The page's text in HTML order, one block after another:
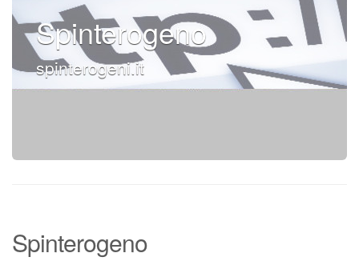
Spinterogeno
spinterogeni.it
Spinterogeno